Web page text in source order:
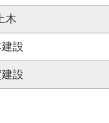
木
設
設